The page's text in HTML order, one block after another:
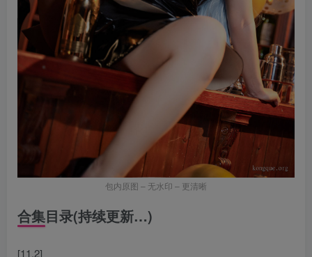
包内原图 – 无水印 – 更清晰
合集目录(持续更新…)
[11.2]